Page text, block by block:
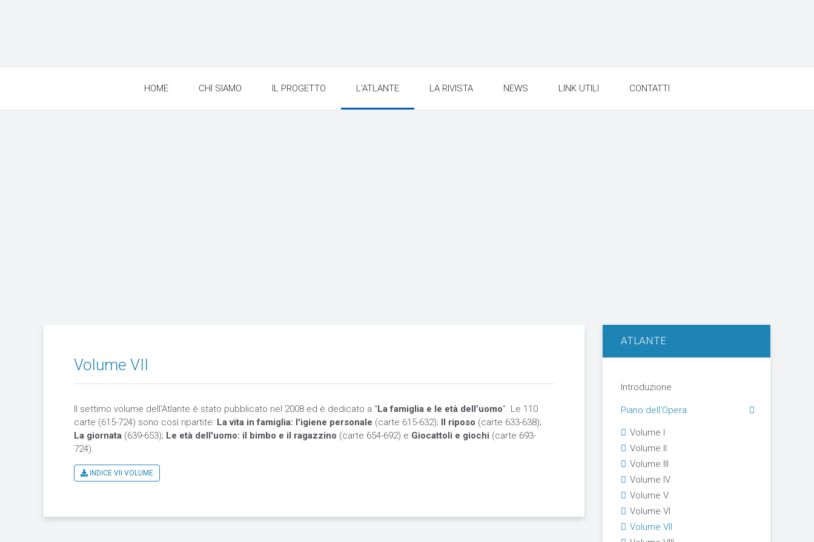
HOME CHI SIAMO IL PROGETTO L'ATLANTE LA RIVISTA NEWS LINK UTILI CONTATTI
Volume VII
Il settimo volume dell'Atlante è stato pubblicato nel 2008 ed è dedicato a “La famiglia e le età dell’uomo”. Le 110
carte (615-724) sono così ripartite: La vita in famiglia: l'igiene personale (carte 615-632); Il riposo (carte 633-638);
La giornata (639-653); Le età dell'uomo: il bimbo e il ragazzino (carte 654-692) e Giocattoli e giochi (carte 693-
724).
INDICE VII VOLUME
ATLANTE
Introduzione
Piano dell'Opera
Volume I
Volume II
Volume III
Volume IV
Volume V
Volume VI
Volume VII